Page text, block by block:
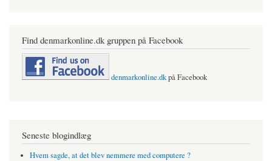
Find denmarkonline.dk gruppen på Facebook
denmarkonline.dkpå Facebook
Seneste blogindlæg
Hvem sagde, at det blev nemmere med computere ?